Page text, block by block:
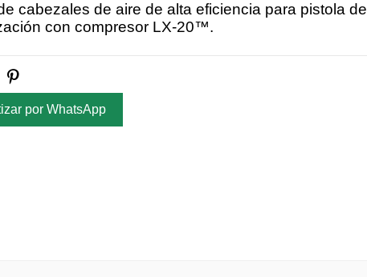
cabezales de aire de alta eficiencia para pistola de
con compresor LX-20™.
por WhatsApp